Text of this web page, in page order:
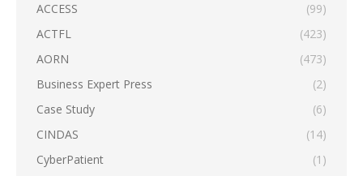
ACCESS
(99)
ACTFL
(423)
AORN
(473)
Business Expert Press
(2)
Case Study
(6)
CINDAS
(14)
CyberPatient
(1)